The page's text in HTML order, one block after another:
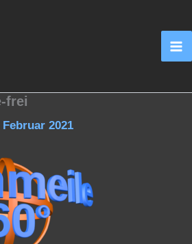
frei
Februar 2021